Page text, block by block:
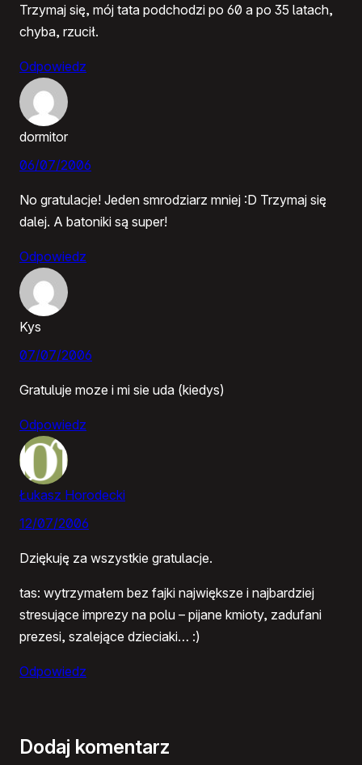
Trzymaj się, mój tata podchodzi po 60 a po 35 latach,
chyba, rzucił.
Odpowiedz
dormitor
06/07/2006
No gratulacje! Jeden smrodziarz mniej :D Trzymaj się
dalej. A batoniki są super!
Odpowiedz
Kys
07/07/2006
Gratuluje moze i mi sie uda (kiedys)
Odpowiedz
Łukasz Horodecki
12/07/2006
Dziękuję za wszystkie gratulacje.
tas: wytrzymałem bez fajki największe i najbardziej
stresujące imprezy na polu – pijane kmioty, zadufani
prezesi, szalejące dzieciaki… :)
Odpowiedz
Dodaj komentarz